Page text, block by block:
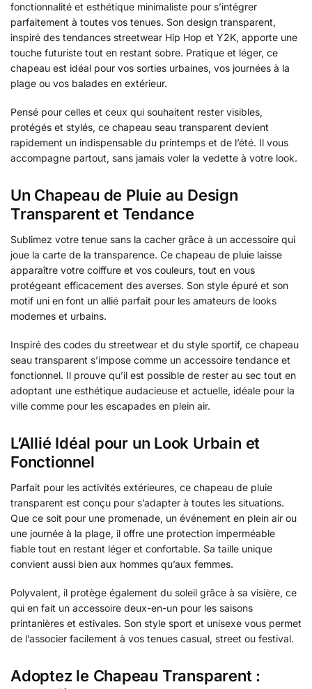
fonctionnalité et esthétique minimaliste pour s’intégrer
parfaitement à toutes vos tenues. Son design transparent,
inspiré des tendances streetwear Hip Hop et Y2K, apporte une
touche futuriste tout en restant sobre. Pratique et léger, ce
chapeau est idéal pour vos sorties urbaines, vos journées à la
plage ou vos balades en extérieur.
Pensé pour celles et ceux qui souhaitent rester visibles,
protégés et stylés, ce chapeau seau transparent devient
rapidement un indispensable du printemps et de l’été. Il vous
accompagne partout, sans jamais voler la vedette à votre look.
Un Chapeau de Pluie au Design
Transparent et Tendance
Sublimez votre tenue sans la cacher grâce à un accessoire qui
joue la carte de la transparence. Ce chapeau de pluie laisse
apparaître votre coiffure et vos couleurs, tout en vous
protégeant efficacement des averses. Son style épuré et son
motif uni en font un allié parfait pour les amateurs de looks
modernes et urbains.
Inspiré des codes du streetwear et du style sportif, ce chapeau
seau transparent s’impose comme un accessoire tendance et
fonctionnel. Il prouve qu’il est possible de rester au sec tout en
adoptant une esthétique audacieuse et actuelle, idéale pour la
ville comme pour les escapades en plein air.
L’Allié Idéal pour un Look Urbain et
Fonctionnel
Parfait pour les activités extérieures, ce chapeau de pluie
transparent est conçu pour s’adapter à toutes les situations.
Que ce soit pour une promenade, un événement en plein air ou
une journée à la plage, il offre une protection imperméable
fiable tout en restant léger et confortable. Sa taille unique
convient aussi bien aux hommes qu’aux femmes.
Polyvalent, il protège également du soleil grâce à sa visière, ce
qui en fait un accessoire deux-en-un pour les saisons
printanières et estivales. Son style sport et unisexe vous permet
de l’associer facilement à vos tenues casual, street ou festival.
Adoptez le Chapeau Transparent :